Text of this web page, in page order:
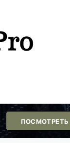
ПОСМОТРЕТЬ